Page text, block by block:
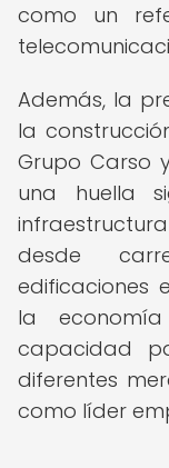
como un
Además, la
la
Grupo Carso
una huella
desde
edificaciones
la
capacidad
diferentes
como líder